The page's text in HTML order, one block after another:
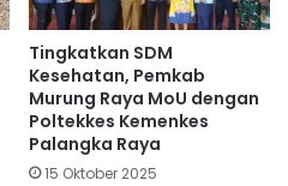
Tingkatkan SDM
Kesehatan, Pemkab
Murung Raya MoU dengan
Poltekkes Kemenkes
Palangka Raya
15 Oktober 2025